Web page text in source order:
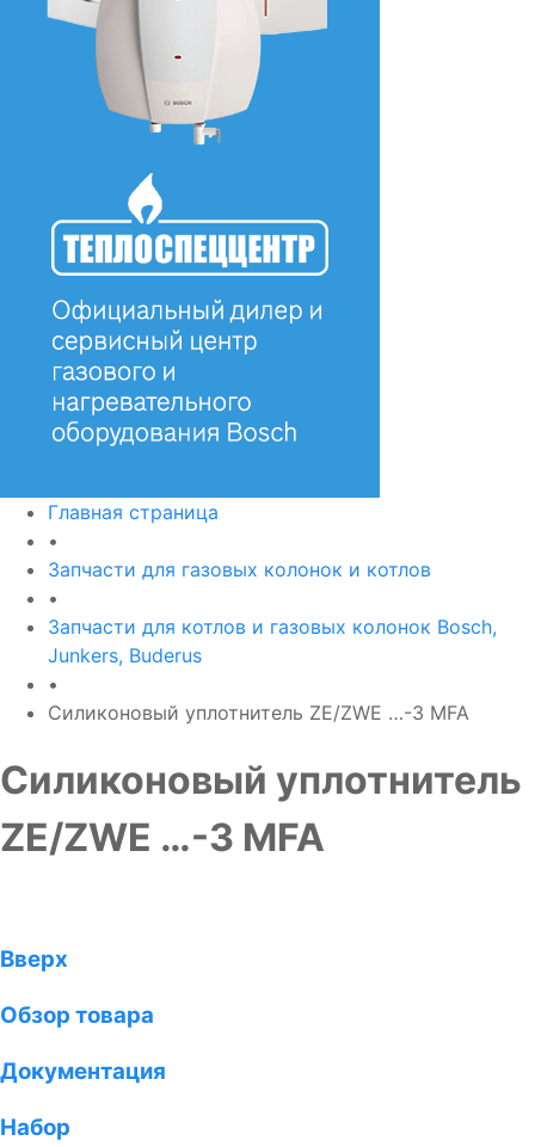
Главная страница
•
Запчасти для газовых колонок и котлов
•
Запчасти для котлов и газовых колонок Bosch,
Junkers, Buderus
•
Силиконовый уплотнитель ZE/ZWE …-3 MFA
Силиконовый уплотнитель
ZE/ZWE …-3 MFA
Вверх
Обзор товара
Документация
Набор